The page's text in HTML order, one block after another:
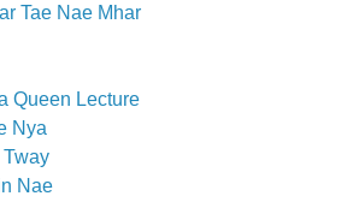
Tae Nae Mhar
Queen Lecture
Nya
Tway
Nae